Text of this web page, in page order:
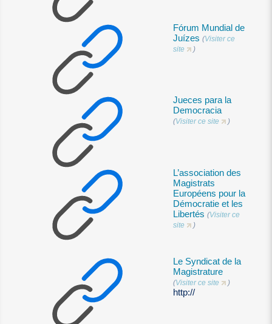
Fórum Mundial de
Juízes (Visiter ce
site
)
Jueces para la
Democracia
(Visiter ce site )
L’association des
Magistrats
Européens pour la
Démocratie et les
Libertés (Visiter ce
site
)
Le Syndicat de la
Magistrature
(Visiter ce site )
http://